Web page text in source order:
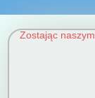
Zostając